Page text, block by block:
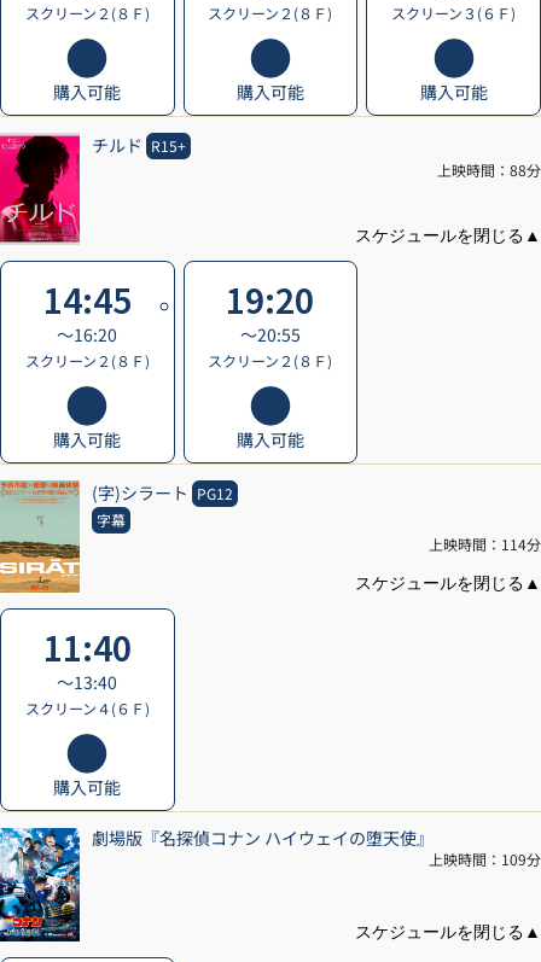
スクリーン２(８Ｆ)
購入可能
スクリーン２(８Ｆ)
購入可能
スクリーン３(６Ｆ)
購入可能
チルド R15+
上映時間：88分
14:45
〜16:20
スクリーン２(８Ｆ)
購入可能
19:20
〜20:55
スクリーン２(８Ｆ)
購入可能
(字)シラート PG12
字幕
上映時間：114分
11:40
〜13:40
スクリーン４(６Ｆ)
購入可能
劇場版『名探偵コナン ハイウェイの堕天使』
上映時間：109分